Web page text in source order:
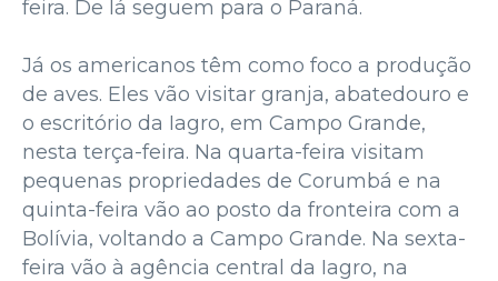
feira. De lá seguem para o Paraná.
Já os americanos têm como foco a produção
de aves. Eles vão visitar granja, abatedouro e
o escritório da Iagro, em Campo Grande,
nesta terça-feira. Na quarta-feira visitam
pequenas propriedades de Corumbá e na
quinta-feira vão ao posto da fronteira com a
Bolívia, voltando a Campo Grande. Na sexta-
feira vão à agência central da Iagro, na